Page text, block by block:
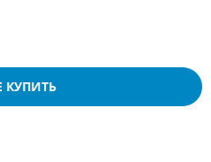
КУПИТЬ